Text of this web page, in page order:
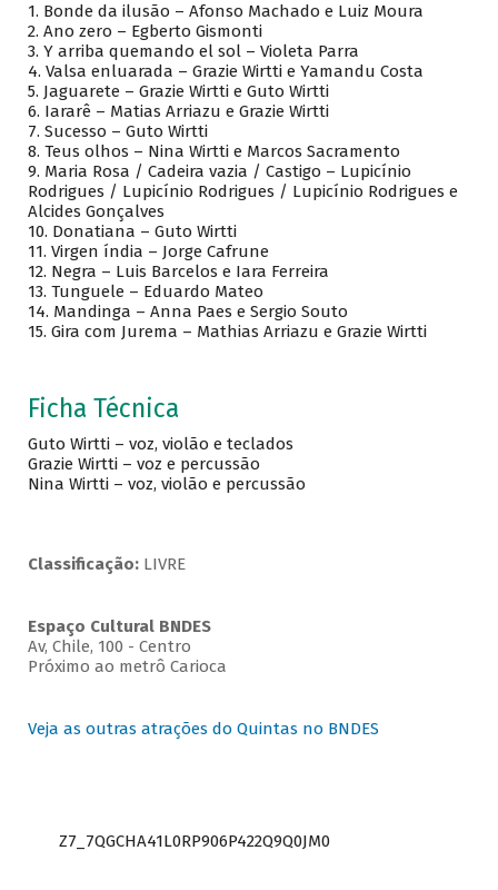
1. Bonde da ilusão – Afonso Machado e Luiz Moura
2. Ano zero – Egberto Gismonti
3. Y arriba quemando el sol – Violeta Parra
4. Valsa enluarada – Grazie Wirtti e Yamandu Costa
5. Jaguarete – Grazie Wirtti e Guto Wirtti
6. Iararê – Matias Arriazu e Grazie Wirtti
7. Sucesso – Guto Wirtti
8. Teus olhos – Nina Wirtti e Marcos Sacramento
9. Maria Rosa / Cadeira vazia / Castigo – Lupicínio
Rodrigues / Lupicínio Rodrigues / Lupicínio Rodrigues e
Alcides Gonçalves
10. Donatiana – Guto Wirtti
11. Virgen índia – Jorge Cafrune
12. Negra – Luis Barcelos e Iara Ferreira
13. Tunguele – Eduardo Mateo
14. Mandinga – Anna Paes e Sergio Souto
15. Gira com Jurema – Mathias Arriazu e Grazie Wirtti
Ficha Técnica
Guto Wirtti – voz, violão e teclados
Grazie Wirtti – voz e percussão
Nina Wirtti – voz, violão e percussão
Classificação: LIVRE
Espaço Cultural BNDES
Av, Chile, 100 - Centro
Próximo ao metrô Carioca
Veja as outras atrações do Quintas no BNDES
Z7_7QGCHA41L0RP906P422Q9Q0JM0